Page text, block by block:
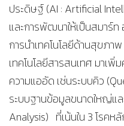
ประดิษฐ์ (AI : Artificial
และการพัฒนาให้เป็นสมาร์
การนำเทคโนโลยีด้านสุขภา
เทคโนโลยีสารสนเทศ มาเพิ่
ความแออัด เช่นระบบคิว
ระบบฐานข้อมูลขนาดใหญ่แ
Analysis) ที่เน้นใน 3 โรค